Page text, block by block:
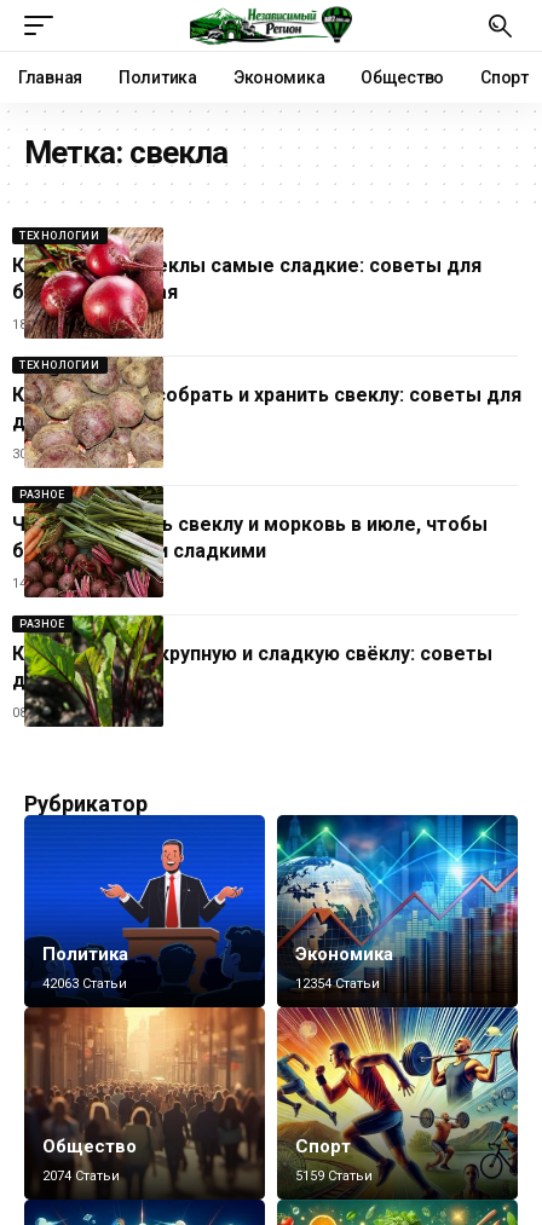
Главная Политика Экономика Общество Спорт
Метка: свекла
ТЕХНОЛОГИИ
Какие сорта свеклы самые сладкие: советы для
богатого урожая
18.03.2026
ТЕХНОЛОГИИ
Как правильно собрать и хранить свеклу: советы для
дачников
30.08.2025
РАЗНОЕ
Чем подкормить свеклу и морковь в июле, чтобы
были ровными и сладкими
14.07.2025
РАЗНОЕ
Как вырастить крупную и сладкую свёклу: советы
для дачников
08.07.2025
Рубрикатор
Политика
42063 Статьи
Экономика
12354 Статьи
Общество
2074 Статьи
Спорт
5159 Статьи